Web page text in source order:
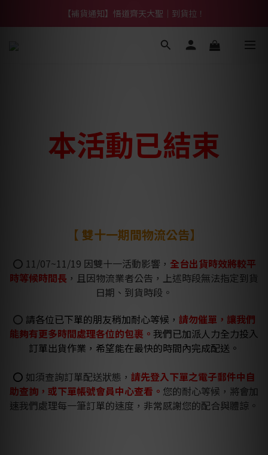
【熱門】馬上有系列！四種寶物幫你財運「轉」進來
【補貨通知】悟道齊天大聖｜到貨拉！
【熱門】馬上有系列！四種寶物幫你財運「轉」進來
本活動已結束
【 雙十一期間物流公告】
⭕ 11/07~11/19 因雙十一活動影響， 全台出貨時效將較平
時等候時間長 ，且因物流業者公告，上述時段無法指定到貨
日期、到貨時段。
⭕ 請各位已下單的朋友稍加耐心等候， 請勿催單，讓我們
能夠有更多時間處理各位的包裹。 我們已加派人力全力投入
訂單出貨作業，希望能在最快的時間內完成配送。
⭕ 如須查詢訂單配送狀態， 請先登入下單之電子郵件中自
助查詢，或下單帳號會員中心查看。 您的耐心等候，將會加
速我們處理每一筆訂單的速度，非常感謝您的配合與體諒。